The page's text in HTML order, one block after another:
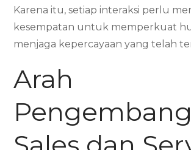
Karena itu, setiap interaksi perlu
kesempatan untuk memperkuat
menjaga kepercayaan yang telah
Arah